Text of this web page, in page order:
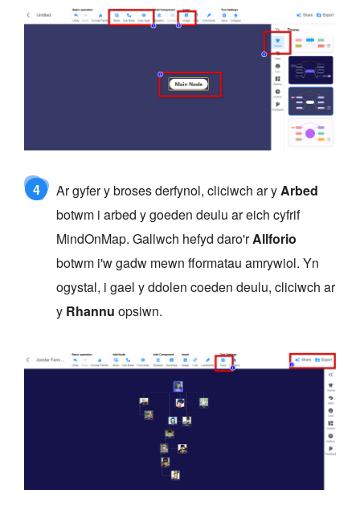
4 Ar gyfer y broses derfynol, cliciwch ar yArbed
botwm i arbed y goeden deulu ar eich cyfrif
MindOnMap. Gallwch hefyd daro'rAllforio
botwm i'w gadw mewn fformatau amrywiol. Yn
ogystal, i gael y ddolen coeden deulu, cliciwch ar
y Rhannu opsiwn.